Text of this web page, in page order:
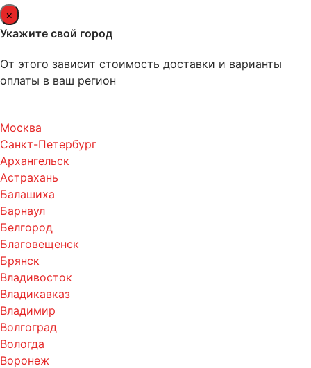
×
Укажите свой город
От этого зависит стоимость доставки и варианты
оплаты в ваш регион
Москва
Санкт-Петербург
Архангельск
Астрахань
Балашиха
Барнаул
Белгород
Благовещенск
Брянск
Владивосток
Владикавказ
Владимир
Волгоград
Вологда
Воронеж